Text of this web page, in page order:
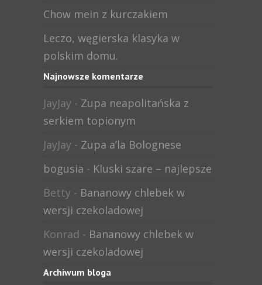
Chow mein z kurczakiem
Leczo, węgierska klasyka w
polskim domu.
Najnowsze komentarze
JayJay - Zupa neapolitańska z
serkiem topionym
JayJay - Zupa a’la Bolognese
bogusia - Kluski szare – najlepsze
Betty - Bananowy chlebek w
wersji czekoladowej
Konrad - Bananowy chlebek w
wersji czekoladowej
Archiwum bloga